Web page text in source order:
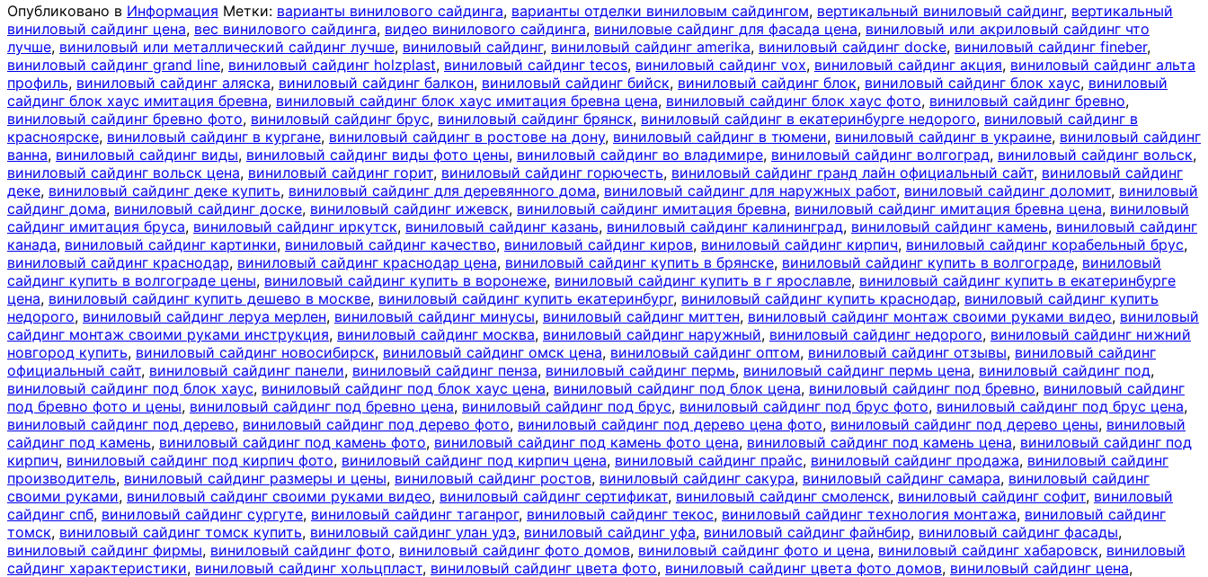
Опубликовано в Информация Метки: варианты винилового сайдинга, варианты отделки виниловым сайдингом, вертикальный виниловый сайдинг, вертикальный
виниловый сайдинг цена, вес винилового сайдинга, видео винилового сайдинга, виниловые сайдинг для фасада цена, виниловый или акриловый сайдинг что
лучше, виниловый или металлический сайдинг лучше, виниловый сайдинг, виниловый сайдинг amerika, виниловый сайдинг docke, виниловый сайдинг fineber,
виниловый сайдинг grand line, виниловый сайдинг holzplast, виниловый сайдинг tecos, виниловый сайдинг vox, виниловый сайдинг акция, виниловый сайдинг альта
профиль, виниловый сайдинг аляска, виниловый сайдинг балкон, виниловый сайдинг бийск, виниловый сайдинг блок, виниловый сайдинг блок хаус, виниловый
сайдинг блок хаус имитация бревна, виниловый сайдинг блок хаус имитация бревна цена, виниловый сайдинг блок хаус фото, виниловый сайдинг бревно,
виниловый сайдинг бревно фото, виниловый сайдинг брус, виниловый сайдинг брянск, виниловый сайдинг в екатеринбурге недорого, виниловый сайдинг в
красноярске, виниловый сайдинг в кургане, виниловый сайдинг в ростове на дону, виниловый сайдинг в тюмени, виниловый сайдинг в украине, виниловый сайдинг
ванна, виниловый сайдинг виды, виниловый сайдинг виды фото цены, виниловый сайдинг во владимире, виниловый сайдинг волгоград, виниловый сайдинг вольск,
виниловый сайдинг вольск цена, виниловый сайдинг горит, виниловый сайдинг горючесть, виниловый сайдинг гранд лайн официальный сайт, виниловый сайдинг
деке, виниловый сайдинг деке купить, виниловый сайдинг для деревянного дома, виниловый сайдинг для наружных работ, виниловый сайдинг доломит, виниловый
сайдинг дома, виниловый сайдинг доске, виниловый сайдинг ижевск, виниловый сайдинг имитация бревна, виниловый сайдинг имитация бревна цена, виниловый
сайдинг имитация бруса, виниловый сайдинг иркутск, виниловый сайдинг казань, виниловый сайдинг калининград, виниловый сайдинг камень, виниловый сайдинг
канада, виниловый сайдинг картинки, виниловый сайдинг качество, виниловый сайдинг киров, виниловый сайдинг кирпич, виниловый сайдинг корабельный брус,
виниловый сайдинг краснодар, виниловый сайдинг краснодар цена, виниловый сайдинг купить в брянске, виниловый сайдинг купить в волгограде, виниловый
сайдинг купить в волгограде цены, виниловый сайдинг купить в воронеже, виниловый сайдинг купить в г ярославле, виниловый сайдинг купить в екатеринбурге
цена, виниловый сайдинг купить дешево в москве, виниловый сайдинг купить екатеринбург, виниловый сайдинг купить краснодар, виниловый сайдинг купить
недорого, виниловый сайдинг леруа мерлен, виниловый сайдинг минусы, виниловый сайдинг миттен, виниловый сайдинг монтаж своими руками видео, виниловый
сайдинг монтаж своими руками инструкция, виниловый сайдинг москва, виниловый сайдинг наружный, виниловый сайдинг недорого, виниловый сайдинг нижний
новгород купить, виниловый сайдинг новосибирск, виниловый сайдинг омск цена, виниловый сайдинг оптом, виниловый сайдинг отзывы, виниловый сайдинг
официальный сайт, виниловый сайдинг панели, виниловый сайдинг пенза, виниловый сайдинг пермь, виниловый сайдинг пермь цена, виниловый сайдинг под,
виниловый сайдинг под блок хаус, виниловый сайдинг под блок хаус цена, виниловый сайдинг под блок цена, виниловый сайдинг под бревно, виниловый сайдинг
под бревно фото и цены, виниловый сайдинг под бревно цена, виниловый сайдинг под брус, виниловый сайдинг под брус фото, виниловый сайдинг под брус цена,
виниловый сайдинг под дерево, виниловый сайдинг под дерево фото, виниловый сайдинг под дерево цена фото, виниловый сайдинг под дерево цены, виниловый
сайдинг под камень, виниловый сайдинг под камень фото, виниловый сайдинг под камень фото цена, виниловый сайдинг под камень цена, виниловый сайдинг под
кирпич, виниловый сайдинг под кирпич фото, виниловый сайдинг под кирпич цена, виниловый сайдинг прайс, виниловый сайдинг продажа, виниловый сайдинг
производитель, виниловый сайдинг размеры и цены, виниловый сайдинг ростов, виниловый сайдинг сакура, виниловый сайдинг самара, виниловый сайдинг
своими руками, виниловый сайдинг своими руками видео, виниловый сайдинг сертификат, виниловый сайдинг смоленск, виниловый сайдинг софит, виниловый
сайдинг спб, виниловый сайдинг сургуте, виниловый сайдинг таганрог, виниловый сайдинг текос, виниловый сайдинг технология монтажа, виниловый сайдинг
томск, виниловый сайдинг томск купить, виниловый сайдинг улан удэ, виниловый сайдинг уфа, виниловый сайдинг файнбир, виниловый сайдинг фасады,
виниловый сайдинг фирмы, виниловый сайдинг фото, виниловый сайдинг фото домов, виниловый сайдинг фото и цена, виниловый сайдинг хабаровск, виниловый
сайдинг характеристики, виниловый сайдинг хольцпласт, виниловый сайдинг цвета фото, виниловый сайдинг цвета фото домов, виниловый сайдинг цена,